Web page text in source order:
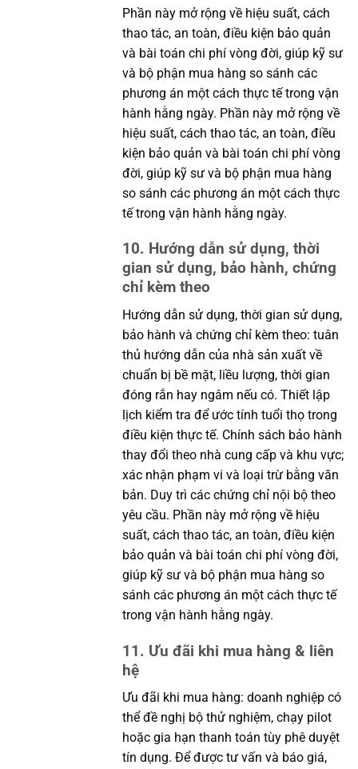
Phần này mở rộng về hiệu suất, cách
thao tác, an toàn, điều kiện bảo quản
và bài toán chi phí vòng đời, giúp kỹ sư
và bộ phận mua hàng so sánh các
phương án một cách thực tế trong vận
hành hằng ngày. Phần này mở rộng về
hiệu suất, cách thao tác, an toàn, điều
kiện bảo quản và bài toán chi phí vòng
đời, giúp kỹ sư và bộ phận mua hàng
so sánh các phương án một cách thực
tế trong vận hành hằng ngày.
10. Hướng dẫn sử dụng, thời
gian sử dụng, bảo hành, chứng
chỉ kèm theo
Hướng dẫn sử dụng, thời gian sử dụng,
bảo hành và chứng chỉ kèm theo: tuân
thủ hướng dẫn của nhà sản xuất về
chuẩn bị bề mặt, liều lượng, thời gian
đóng rắn hay ngâm nếu có. Thiết lập
lịch kiểm tra để ước tính tuổi thọ trong
điều kiện thực tế. Chính sách bảo hành
thay đổi theo nhà cung cấp và khu vực;
xác nhận phạm vi và loại trừ bằng văn
bản. Duy trì các chứng chỉ nội bộ theo
yêu cầu. Phần này mở rộng về hiệu
suất, cách thao tác, an toàn, điều kiện
bảo quản và bài toán chi phí vòng đời,
giúp kỹ sư và bộ phận mua hàng so
sánh các phương án một cách thực tế
trong vận hành hằng ngày.
11. Ưu đãi khi mua hàng & liên
hệ
Ưu đãi khi mua hàng: doanh nghiệp có
thể đề nghị bộ thử nghiệm, chạy pilot
hoặc gia hạn thanh toán tùy phê duyệt
tín dụng. Để được tư vấn và báo giá,